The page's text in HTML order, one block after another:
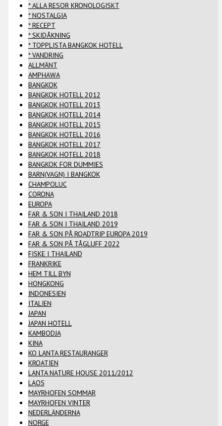
* ALLA RESOR KRONOLOGISKT
* NOSTALGIA
* RECEPT
* SKIDÅKNING
* TOPPLISTA BANGKOK HOTELL
* VANDRING
ALLMÄNT
AMPHAWA
BANGKOK
BANGKOK HOTELL 2012
BANGKOK HOTELL 2013
BANGKOK HOTELL 2014
BANGKOK HOTELL 2015
BANGKOK HOTELL 2016
BANGKOK HOTELL 2017
BANGKOK HOTELL 2018
BANGKOK FOR DUMMIES
BARN(VAGN) I BANGKOK
CHAMPOLUC
CORONA
EUROPA
FAR & SON I THAILAND 2018
FAR & SON I THAILAND 2019
FAR & SON PÅ ROADTRIP EUROPA 2019
FAR & SON PÅ TÅGLUFF 2022
FISKE I THAILAND
FRANKRIKE
HEM TILL BYN
HONGKONG
INDONESIEN
ITALIEN
JAPAN
JAPAN HOTELL
KAMBODJA
KINA
KO LANTA RESTAURANGER
KROATIEN
LANTA NATURE HOUSE 2011/2012
LAOS
MAYRHOFEN SOMMAR
MAYRHOFEN VINTER
NEDERLÄNDERNA
NORGE